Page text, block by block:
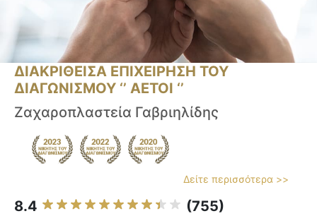
ΔΙΑΚΡΙΘΕΙΣΑ ΕΠΙΧΕΙΡΗΣΗ ΤΟΥ
ΔΙΑΓΩΝΙΣΜΟΥ ‘’ ΑΕΤΟΙ ‘’
Ζαχαροπλαστεία Γαβριηλίδης
Δείτε περισσότερα >>
8.4 (755)